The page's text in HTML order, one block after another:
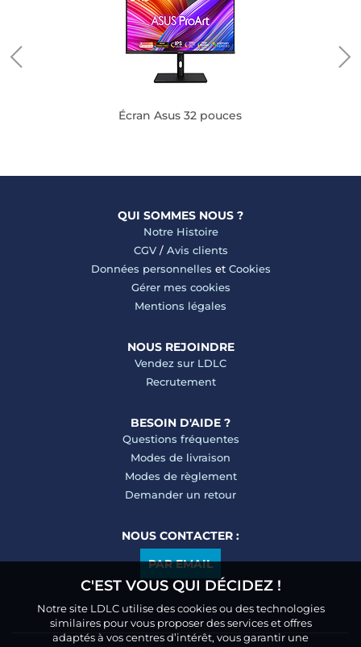
C'EST VOUS QUI DÉCIDEZ !
Notre site LDLC utilise des cookies ou des technologies
similaires pour vous proposer des services et offres
adaptés à vos centres d’intérêt, vous garantir une
Écran Asus 32 pouces
QUI SOMMES NOUS ?
Notre Histoire
CGV/ Avis clients
Données personnelles et Cookies
Gérer mes cookies
Mentions légales
NOUS REJOINDRE
Vendez sur LDLC
Recrutement
BESOIN D'AIDE ?
Questions fréquentes
Modes de livraison
Modes de règlement
Demander un retour
NOUS CONTACTER :
PAR EMAIL